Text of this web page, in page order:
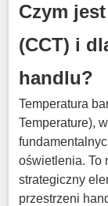
Czym
(CCT) i
handlu?
Temperatura
Temperature),
oświetlenia. To
strategiczny
przestrzeni